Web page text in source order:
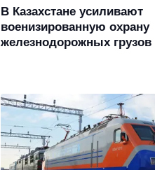
В Казахстане усиливают
военизированную охрану
железнодорожных грузов